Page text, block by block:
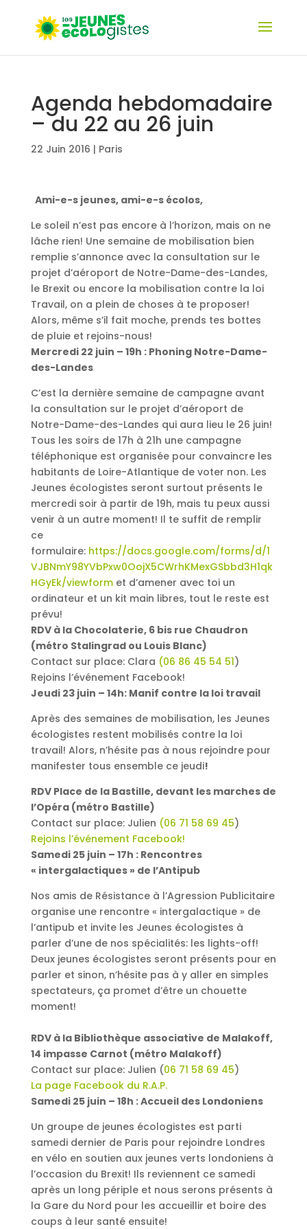
Agenda hebdomadaire
– du 22 au 26 juin
22 Juin 2016 | Paris
Ami-e-s jeunes, ami-e-s écolos,
Le soleil n’est pas encore à l’horizon, mais on ne
lâche rien! Une semaine de mobilisation bien
remplie s’annonce avec la consultation sur le
projet d’aéroport de Notre-Dame-des-Landes,
le Brexit ou encore la mobilisation contre la loi
Travail, on a plein de choses à te proposer!
Alors, même s’il fait moche, prends tes bottes
de pluie et rejoins-nous!
Mercredi 22 juin – 19h : Phoning Notre-Dame-
des-Landes
C’est la dernière semaine de campagne avant
la consultation sur le projet d’aéroport de
Notre-Dame-des-Landes qui aura lieu le 26 juin!
Tous les soirs de 17h à 21h une campagne
téléphonique est organisée pour convaincre les
habitants de Loire-Atlantique de voter non. Les
Jeunes écologistes seront surtout présents le
mercredi soir à partir de 19h, mais tu peux aussi
venir à un autre moment! Il te suffit de remplir
ce
formulaire: https://docs.google.com/forms/d/1
VJBNmY98YVbPxw0OojX5CWrhKMexGSbbd3H1qk
HGyEk/viewformet d’amener avec toi un
ordinateur et un kit main libres, tout le reste est
prévu!
RDV à la Chocolaterie, 6 bis rue Chaudron
(métro Stalingrad ou Louis Blanc)
Contact sur place: Clara (06 86 45 54 51)
Rejoins l’événement Facebook!
Jeudi 23 juin – 14h: Manif contre la loi travail
Après des semaines de mobilisation, les Jeunes
écologistes restent mobilisés contre la loi
travail! Alors, n’hésite pas à nous rejoindre pour
manifester tous ensemble ce jeudi!
RDV Place de la Bastille, devant les marches de
l’Opéra (métro Bastille)
Contact sur place: Julien (06 71 58 69 45)
Rejoins l’événement Facebook!
Samedi 25 juin – 17h : Rencontres
« intergalactiques » de l’Antipub
Nos amis de Résistance à l’Agression Publicitaire
organise une rencontre « intergalactique » de
l’antipub et invite les Jeunes écologistes à
parler d’une de nos spécialités: les lights-off!
Deux jeunes écologistes seront présents pour en
parler et sinon, n’hésite pas à y aller en simples
spectateurs, ça promet d’être un chouette
moment!
RDV à la Bibliothèque associative de Malakoff,
14 impasse Carnot (métro Malakoff)
Contact sur place: Julien (06 71 58 69 45)
La page Facebook du R.A.P.
Samedi 25 juin – 18h : Accueil des Londoniens
Un groupe de jeunes écologistes est parti
samedi dernier de Paris pour rejoindre Londres
en vélo en soutien aux jeunes verts londoniens à
l’occasion du Brexit! Ils reviennent ce samedi
après un long périple et nous serons présents à
la Gare du Nord pour les accueillir et boire des
coups à leur santé ensuite!